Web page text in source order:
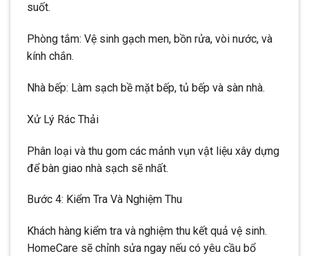
suốt.
Phòng tắm: Vệ sinh gạch men, bồn rửa, vòi nước, và
kính chắn.
Nhà bếp: Làm sạch bề mặt bếp, tủ bếp và sàn nhà.
Xử Lý Rác Thải
Phân loại và thu gom các mảnh vụn vật liệu xây dựng
để bàn giao nhà sạch sẽ nhất.
Bước 4: Kiểm Tra Và Nghiệm Thu
Khách hàng kiểm tra và nghiệm thu kết quả vệ sinh.
HomeCare sẽ chỉnh sửa ngay nếu có yêu cầu bổ